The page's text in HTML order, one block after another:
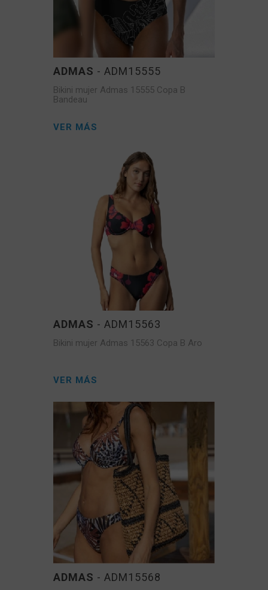
ADMAS - ADM15555
Bikini mujer Admas 15555 Copa B
Bandeau
VER MÁS
ADMAS - ADM15563
Bikini mujer Admas 15563 Copa B Aro
VER MÁS
ADMAS - ADM15568